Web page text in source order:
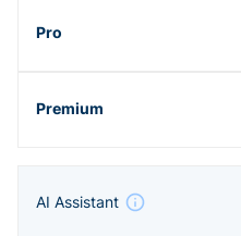
AI Assistant